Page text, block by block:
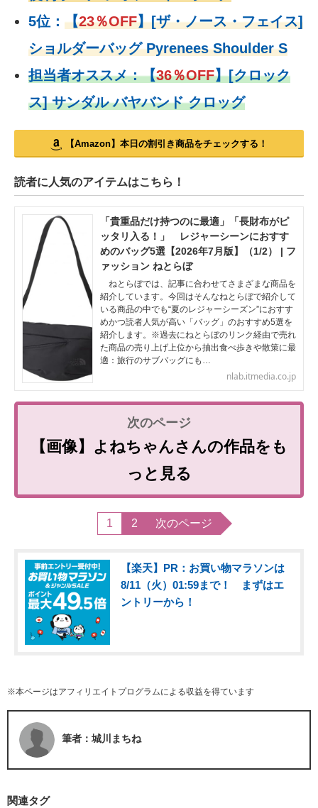
5位： 【23％OFF】[ザ・ノース・フェイス]
ショルダーバッグ Pyrenees Shoulder S
担当者オススメ：【36％OFF】[クロック
ス] サンダル バヤバンド クロッグ
【Amazon】本日の割引き商品をチェックする！
読者に人気のアイテムはこちら！
「貴重品だけ持つのに最適」「長財布がピ
ッタリ入る！」 レジャーシーンにおすす
めのバッグ5選【2026年7月版】（1/2） | フ
ァッション ねとらぼ
ねとらぼでは、記事に合わせてさまざまな商品を
紹介しています。今回はそんなねとらぼで紹介して
いる商品の中でも“夏のレジャーシーズン”におすす
めかつ読者人気が高い「バッグ」のおすすめ5選を
紹介します。※過去にねとらぼのリンク経由で売れ
た商品の売り上げ上位から抽出食べ歩きや散策に最
適：旅行のサブバッグにも…
nlab.itmedia.co.jp
【画像】よねちゃんさんの作品をも
っと見る
1 2 次のページ
【楽天】PR：お買い物マラソンは
8/11（火）01:59まで！ まずはエ
ントリーから！
※本ページはアフィリエイトプログラムによる収益を得ています
筆者：城川まちね
関連タグ